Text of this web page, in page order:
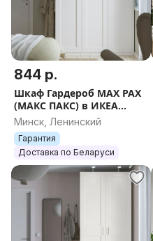
844 р.
Шкаф Гардероб MAX PAX
(МАКС ПАКС) в ИКЕА
150х233х61 см разные
комбинации
Минск, Ленинский
Гарантия
Доставка по Беларуси